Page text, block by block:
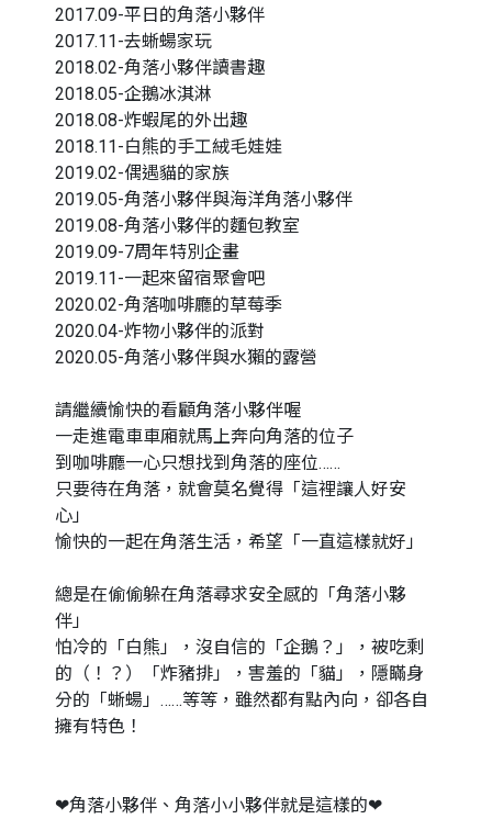
2017.09-平日的角落小夥伴
2017.11-去蜥蝪家玩
2018.02-角落小夥伴讀書趣
2018.05-企鵝冰淇淋
2018.08-炸蝦尾的外出趣
2018.11-白熊的手工絨毛娃娃
2019.02-偶遇貓的家族
2019.05-角落小夥伴與海洋角落小夥伴
2019.08-角落小夥伴的麵包教室
2019.09-7周年特別企畫
2019.11-一起來留宿聚會吧
2020.02-角落咖啡廳的草莓季
2020.04-炸物小夥伴的派對
2020.05-角落小夥伴與水獺的露營
請繼續愉快的看顧角落小夥伴喔
一走進電車車廂就馬上奔向角落的位子
到咖啡廳一心只想找到角落的座位……
只要待在角落，就會莫名覺得「這裡讓人好安
心」
愉快的一起在角落生活，希望「一直這樣就好」
總是在偷偷躲在角落尋求安全感的「角落小夥
伴」
怕冷的「白熊」，沒自信的「企鵝？」，被吃剩
的（！？）「炸豬排」，害羞的「貓」，隱瞞身
分的「蜥蝪」……等等，雖然都有點內向，卻各自
擁有特色！
❤角落小夥伴、角落小小夥伴就是這樣的❤